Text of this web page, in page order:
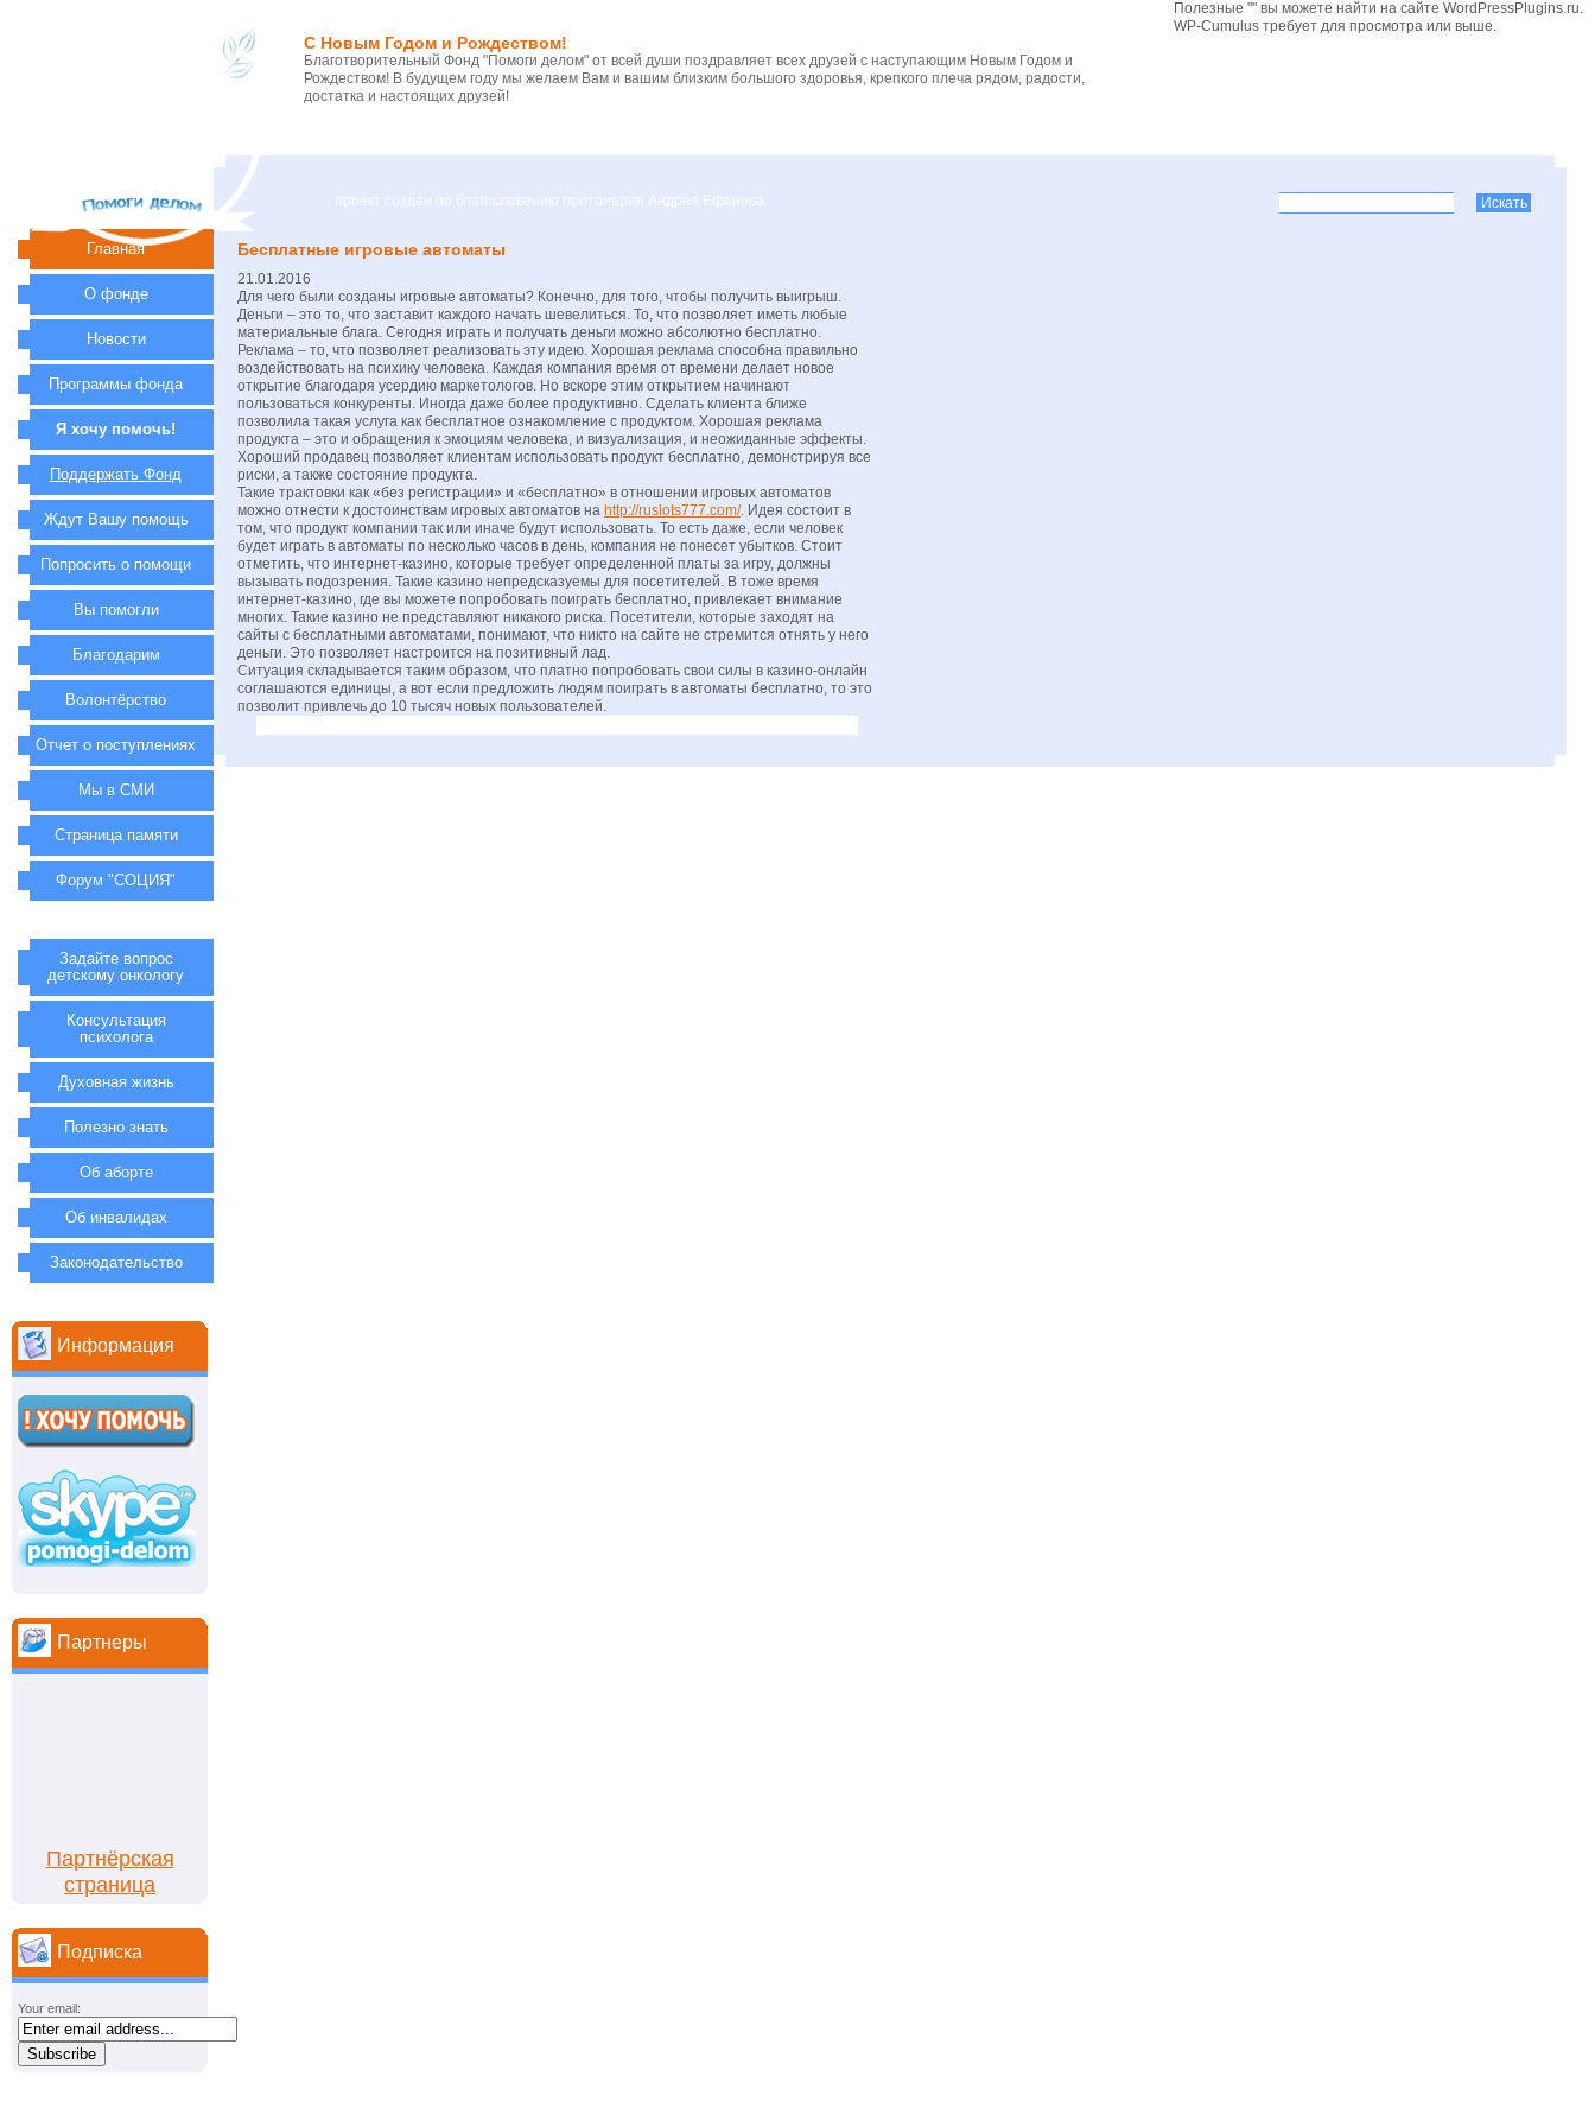
С Новым Годом и Рождеством!
Благотворительный Фонд "Помоги делом" от всей души поздравляет всех друзей с наступающим Новым Годом и
Рождеством! В будущем году мы желаем Вам и вашим близким большого здоровья, крепкого плеча рядом, радости,
достатка и настоящих друзей!
Полезные "" вы можете найти на сайте WordPressPlugins.ru.
WP-Cumulus требует для просмотра или выше.
проект создан по благословению протоиерея Андрея Ефанова
Бесплатные игровые автоматы
21.01.2016
Для чего были созданы игровые автоматы? Конечно, для того, чтобы получить выигрыш.
Деньги – это то, что заставит каждого начать шевелиться. То, что позволяет иметь любые
материальные блага. Сегодня играть и получать деньги можно абсолютно бесплатно.
Реклама – то, что позволяет реализовать эту идею. Хорошая реклама способна правильно
воздействовать на психику человека. Каждая компания время от времени делает новое
открытие благодаря усердию маркетологов. Но вскоре этим открытием начинают
пользоваться конкуренты. Иногда даже более продуктивно. Сделать клиента ближе
позволила такая услуга как бесплатное ознакомление с продуктом. Хорошая реклама
продукта – это и обращения к эмоциям человека, и визуализация, и неожиданные эффекты.
Хороший продавец позволяет клиентам использовать продукт бесплатно, демонстрируя все
риски, а также состояние продукта.
Такие трактовки как «без регистрации» и «бесплатно» в отношении игровых автоматов
можно отнести к достоинствам игровых автоматов на http://ruslots777.com/. Идея состоит в
том, что продукт компании так или иначе будут использовать. То есть даже, если человек
будет играть в автоматы по несколько часов в день, компания не понесет убытков. Стоит
отметить, что интернет-казино, которые требует определенной платы за игру, должны
вызывать подозрения. Такие казино непредсказуемы для посетителей. В тоже время
интернет-казино, где вы можете попробовать поиграть бесплатно, привлекает внимание
многих. Такие казино не представляют никакого риска. Посетители, которые заходят на
сайты с бесплатными автоматами, понимают, что никто на сайте не стремится отнять у него
деньги. Это позволяет настроится на позитивный лад.
Ситуация складывается таким образом, что платно попробовать свои силы в казино-онлайн
соглашаются единицы, а вот если предложить людям поиграть в автоматы бесплатно, то это
позволит привлечь до 10 тысяч новых пользователей.
Главная
О фонде
Новости
Программы фонда
Я хочу помочь!
Поддержать Фонд
Ждут Вашу помощь
Попросить о помощи
Вы помогли
Благодарим
Волонтёрство
Отчет о поступлениях
Мы в СМИ
Страница памяти
Форум "СОЦИЯ"
Задайте вопрос
детскому онкологу
Консультация
психолога
Духовная жизнь
Полезно знать
Об аборте
Об инвалидах
Законодательство
Информация
Партнеры
Партнёрская
страница
Подписка
Your email: